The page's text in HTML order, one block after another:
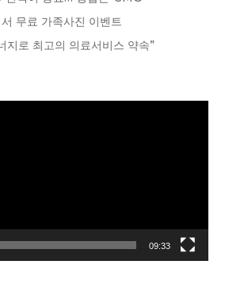
무료 가족사진 이벤트
지로 최고의 의료서비스 약속”
09:33